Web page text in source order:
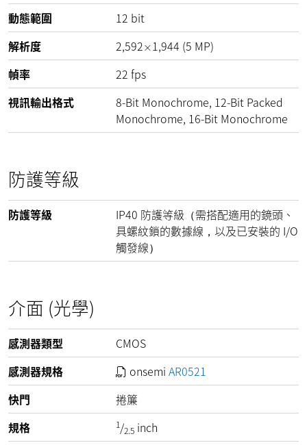
動態範圍 12 bit
解析度
2,592×1,944 (5 MP)
幀率
22 fps
視訊輸出格式
8-Bit Monochrome, 12-Bit Packed
Monochrome, 16-Bit Monochrome
防護等級
防護等級
IP40 防護等級（需搭配適用的鏡頭、
具螺紋鎖的數據線，以及已安裝的 I/O
觸發線）
介面 (光學)
感測器類型
CMOS
感測器規格
onsemi AR0521
快門
捲簾
規格
1/2.5 inch